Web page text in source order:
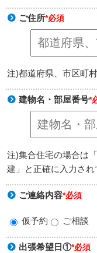
ご住所*必須
注)都道府県、市区町
建物名・部屋番号*
注)集合住宅の場合は
建」と正確に入力され
ご連絡内容*必須
仮予約 ご相談
出張希望日①*必須